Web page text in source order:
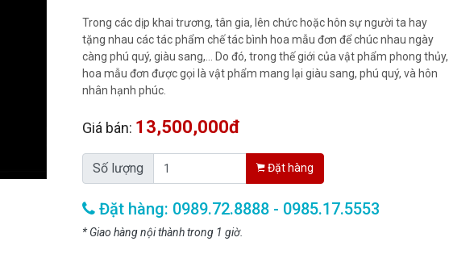
Trong các dịp khai trương, tân gia, lên chức hoặc hôn sự người ta hay
tặng nhau các tác phẩm chế tác bình hoa mẫu đơn để chúc nhau ngày
càng phú quý, giàu sang,… Do đó, trong thế giới của vật phẩm phong thủy,
hoa mẫu đơn được gọi là vật phẩm mang lại giàu sang, phú quý, và hôn
nhân hạnh phúc.
Giá bán: 13,500,000đ
Số lượng Đặt hàng
Đặt hàng: 0989.72.8888 - 0985.17.5553
* Giao hàng nội thành trong 1 giờ.